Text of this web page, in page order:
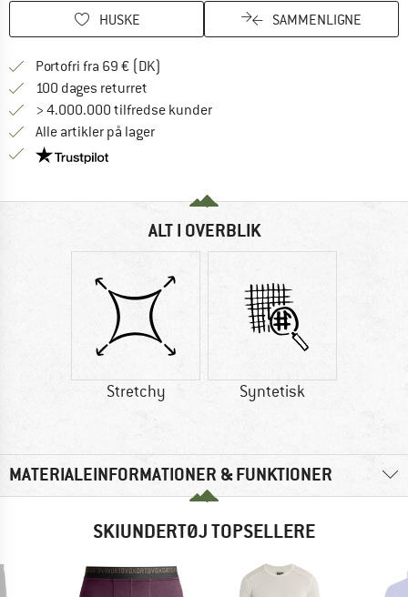
HUSKE SAMMENLIGNE
Portofri fra 69 € (DK)
100 dages returret
> 4.000.000 tilfredse kunder
Alle artikler på lager
Vi er Trustpilot-certificeret - oplysningerne får du
ALT I OVERBLIK
Stretchy Syntetisk
MATERIALEINFORMATIONER & FUNKTIONER
SKIUNDERTØJ TOPSELLERE